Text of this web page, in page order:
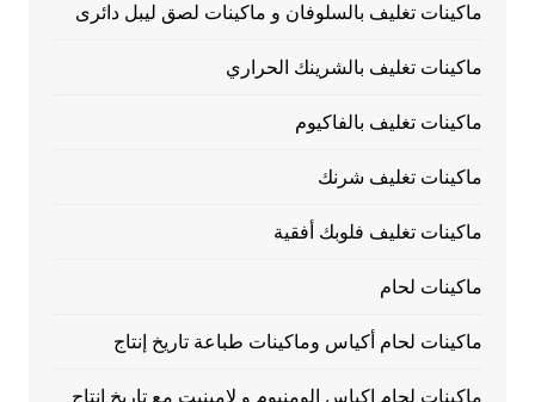
ماكينات تغليف بالسلوفان و ماكينات لصق ليبل دائرى
ماكينات تغليف بالشرينك الحراري
ماكينات تغليف بالفاكيوم
ماكينات تغليف شرنك
ماكينات تغليف فلوبك أفقية
ماكينات لحام
ماكينات لحام أكياس وماكينات طباعة تاريخ إنتاج
ماكينات لحام اكياس الومنيوم و لامينيت مع تاريخ انتاج